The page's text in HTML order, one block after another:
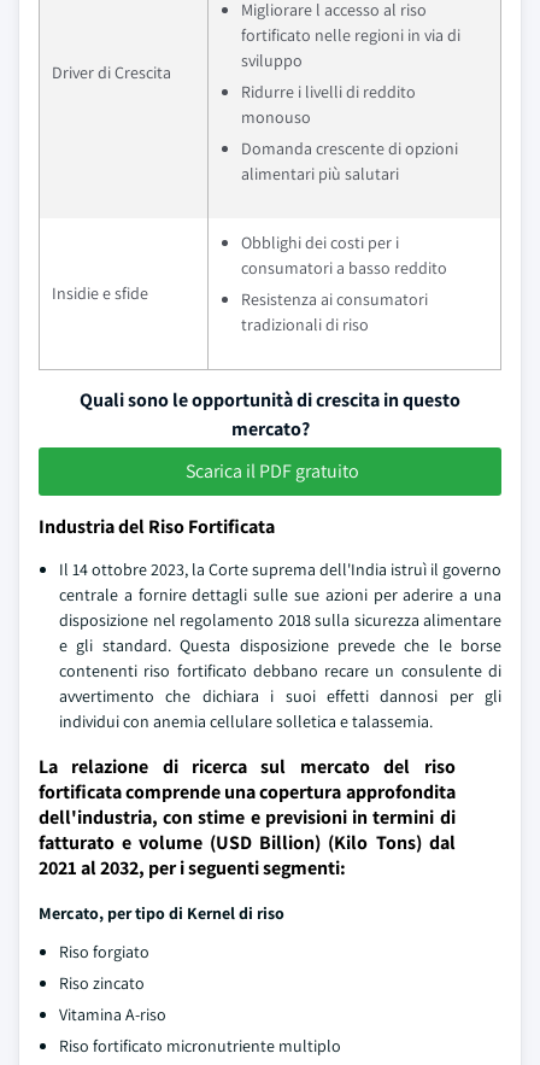
Driver di Crescita
Migliorare l accesso al riso
fortificato nelle regioni in via di
sviluppo
Ridurre i livelli di reddito
monouso
Domanda crescente di opzioni
alimentari più salutari
Insidie e sfide
Obblighi dei costi per i
consumatori a basso reddito
Resistenza ai consumatori
tradizionali di riso
Quali sono le opportunità di crescita in questo
mercato?
Scarica il PDF gratuito
Industria del Riso Fortificata
Il 14 ottobre 2023, la Corte suprema dell'India istruì il governo
centrale a fornire dettagli sulle sue azioni per aderire a una
disposizione nel regolamento 2018 sulla sicurezza alimentare
e gli standard. Questa disposizione prevede che le borse
contenenti riso fortificato debbano recare un consulente di
avvertimento che dichiara i suoi effetti dannosi per gli
individui con anemia cellulare solletica e talassemia.
La relazione di ricerca sul mercato del riso
fortificata comprende una copertura approfondita
dell'industria, con stime e previsioni in termini di
fatturato e volume (USD Billion) (Kilo Tons) dal
2021 al 2032, per i seguenti segmenti:
Mercato, per tipo di Kernel di riso
Riso forgiato
Riso zincato
Vitamina A-riso
Riso fortificato micronutriente multiplo